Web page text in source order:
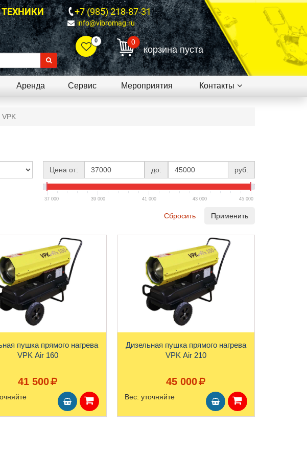
+7 (985) 218-87-31
info@vibromag.ru
0 0
корзина пуста
Аренда Сервис Мероприятия Контакты
VPK
Цена от: до: руб.
37 000 39 000 41 000 43 000 45 000
Сбросить Применить
пушка прямого нагрева
VPK Air 160
41 500
Дизельная пушка прямого нагрева
VPK Air 210
45 000
Вес: уточняйте